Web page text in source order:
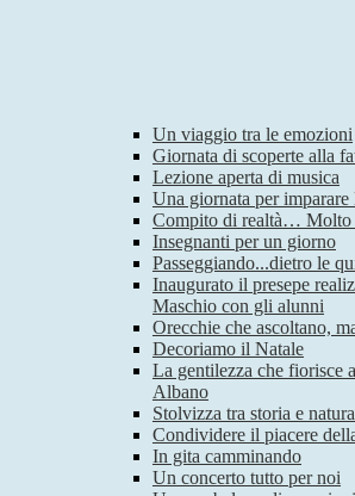
Un viaggio tra le emozioni
Giornata di scoperte alla
Lezione aperta di musica
Una giornata per imparare
Compito di realtà… Molto
Insegnanti per un giorno
Passeggiando...dietro le
Inaugurato il presepe
Maschio con gli alunni
Orecchie che ascoltano,
Decoriamo il Natale
La gentilezza che fiorisce
Albano
Stolvizza tra storia e natura
Condividere il piacere
In gita camminando
Un concerto tutto per noi